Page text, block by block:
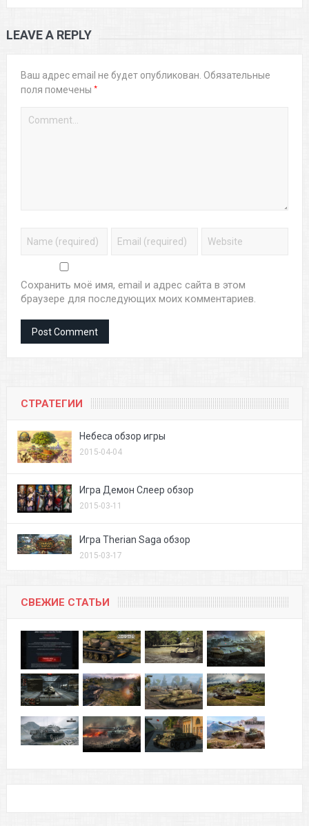
LEAVE A REPLY
Ваш адрес email не будет опубликован. Обязательные
поля помечены *
Сохранить моё имя, email и адрес сайта в этом
браузере для последующих моих комментариев.
СТРАТЕГИИ
Небеса обзор игры
2015-04-04
Игра Демон Слеер обзор
2015-03-11
Игра Therian Saga обзор
2015-03-17
СВЕЖИЕ СТАТЬИ